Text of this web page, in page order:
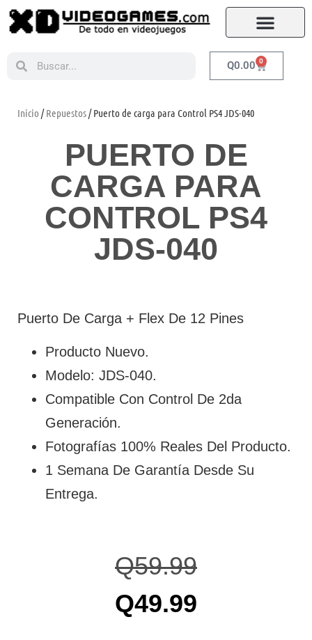
Q0.00 0
Inicio /Repuestos/ Puerto de carga para Control PS4 JDS-040
PUERTO DE
CARGA PARA
CONTROL PS4
JDS-040
Puerto De Carga + Flex De 12 Pines
Producto Nuevo.
Modelo: JDS-040.
Compatible Con Control De 2da
Generación.
Fotografías 100% Reales Del Producto.
1 Semana De Garantía Desde Su
Entrega.
Q59.99
Q49.99